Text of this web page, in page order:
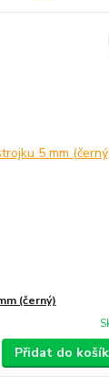
(černý)
Přidat do